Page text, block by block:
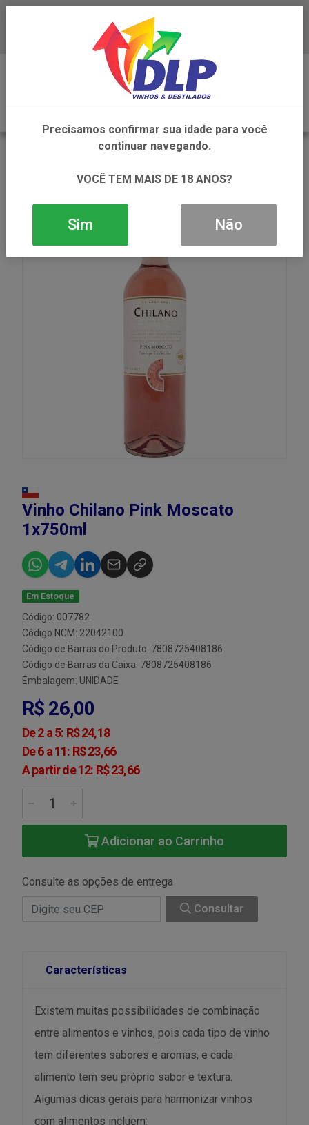
Baixe já o APP da DLP Vinhos
Vinho Chilano Pink Moscato
1x750ml
Em Estoque
Código: 007782
Código NCM: 22042100
Código de Barras do Produto: 7808725408186
Código de Barras da Caixa: 7808725408186
Embalagem: UNIDADE
R$ 26,00
De 2 a 5: R$ 24,18
De 6 a 11: R$ 23,66
A partir de 12: R$ 23,66
Adicionar ao Carrinho
Consulte as opções de entrega
Consultar
Características
Existem muitas possibilidades de combinação
entre alimentos e vinhos, pois cada tipo de vinho
tem diferentes sabores e aromas, e cada
alimento tem seu próprio sabor e textura.
Algumas dicas gerais para harmonizar vinhos
com alimentos incluem:
Precisamos confirmar sua idade para você
continuar navegando.
VOCÊ TEM MAIS DE 18 ANOS?
Sim Não